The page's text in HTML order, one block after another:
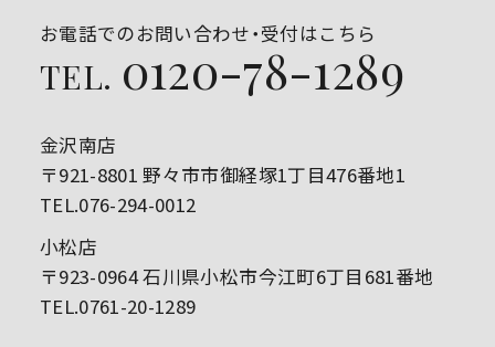
お電話でのお問い合わせ・受付はこちら
TEL. 0120-78-1289
金沢南店
〒921-8801 野々市市御経塚1丁目476番地1
TEL.076-294-0012
小松店
〒923-0964 石川県小松市今江町6丁目681番地
TEL.0761-20-1289